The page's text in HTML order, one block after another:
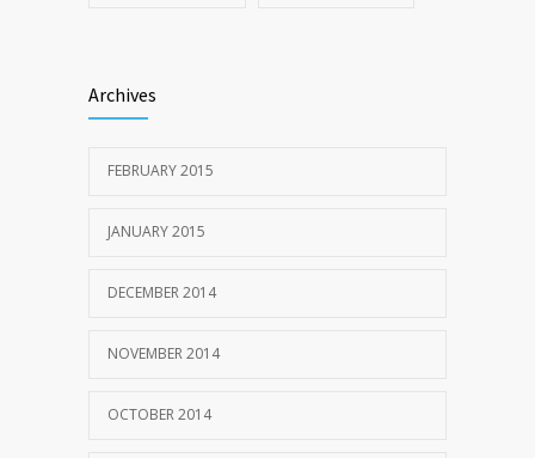
Archives
FEBRUARY 2015
JANUARY 2015
DECEMBER 2014
NOVEMBER 2014
OCTOBER 2014